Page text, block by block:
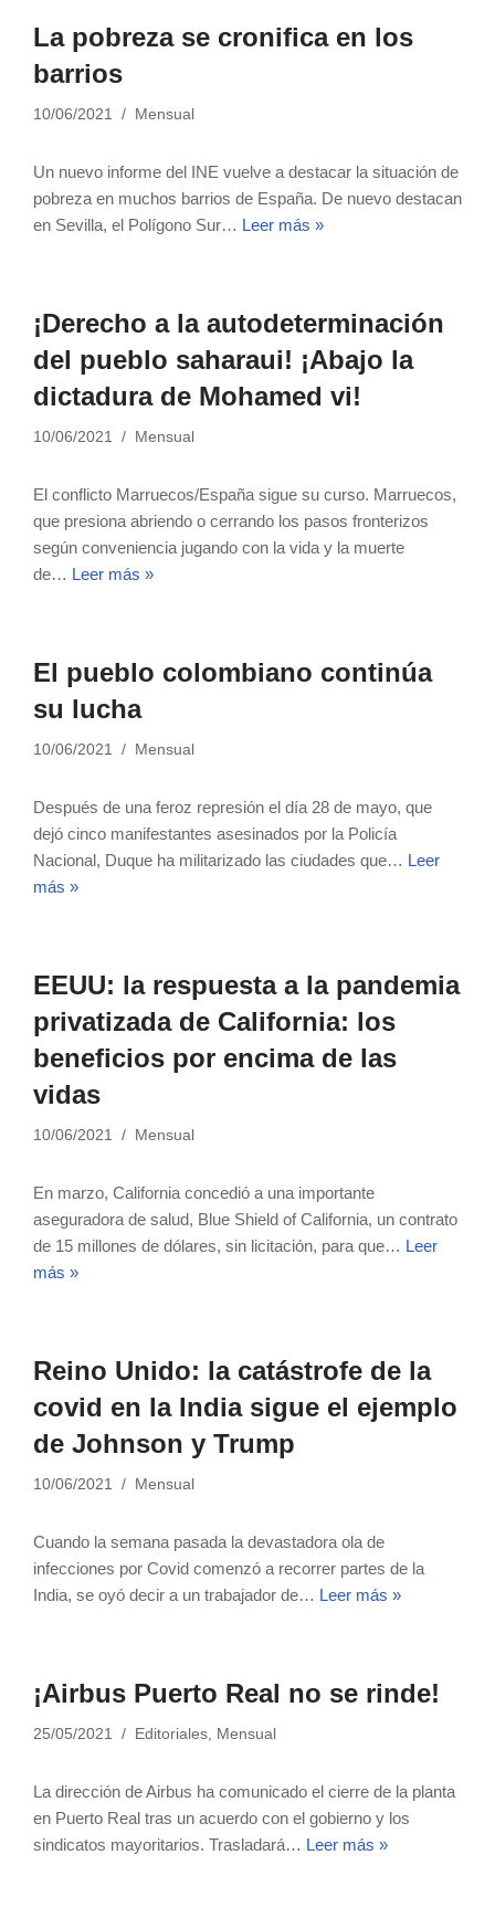
La pobreza se cronifica en los
barrios
10/06/2021 Mensual
Un nuevo informe del INE vuelve a destacar la situación de
pobreza en muchos barrios de España. De nuevo destacan
en Sevilla, el Polígono Sur… Leer más »
¡Derecho a la autodeterminación
del pueblo saharaui! ¡Abajo la
dictadura de Mohamed vi!
10/06/2021 Mensual
El conflicto Marruecos/España sigue su curso. Marruecos,
que presiona abriendo o cerrando los pasos fronterizos
según conveniencia jugando con la vida y la muerte
de… Leer más »
El pueblo colombiano continúa
su lucha
10/06/2021 Mensual
Después de una feroz represión el día 28 de mayo, que
dejó cinco manifestantes asesinados por la Policía
Nacional, Duque ha militarizado las ciudades que… Leer
más »
EEUU: la respuesta a la pandemia
privatizada de California: los
beneficios por encima de las
vidas
10/06/2021 Mensual
En marzo, California concedió a una importante
aseguradora de salud, Blue Shield of California, un contrato
de 15 millones de dólares, sin licitación, para que… Leer
más »
Reino Unido: la catástrofe de la
covid en la India sigue el ejemplo
de Johnson y Trump
10/06/2021 Mensual
Cuando la semana pasada la devastadora ola de
infecciones por Covid comenzó a recorrer partes de la
India, se oyó decir a un trabajador de… Leer más »
¡Airbus Puerto Real no se rinde!
25/05/2021 Editoriales, Mensual
La dirección de Airbus ha comunicado el cierre de la planta
en Puerto Real tras un acuerdo con el gobierno y los
sindicatos mayoritarios. Trasladará… Leer más »